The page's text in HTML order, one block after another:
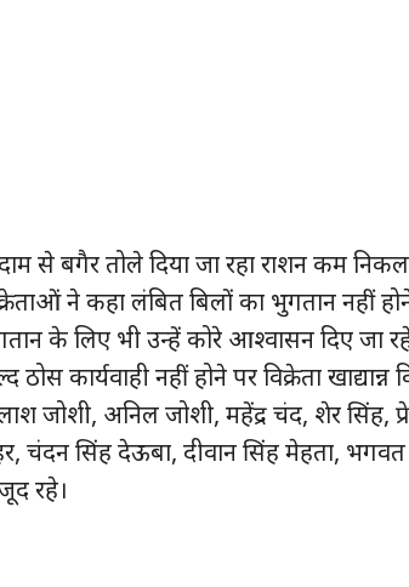
से बगैर तोले दिया जा रहा राशन कम
ने कहा लंबित बिलों का भुगतान नहीं
के लिए भी उन्हें कोरे आश्वासन दिए जा
ठोस कार्यवाही नहीं होने पर विक्रेता
जोशी, अनिल जोशी, महेंद्र चंद, शेर सिंह,
चंदन सिंह देऊबा, दीवान सिंह मेहता,
रहे।